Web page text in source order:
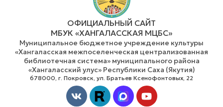
ОФИЦИАЛЬНЫЙ САЙТ
МБУК «ХАНГАЛАССКАЯ МЦБС»
Муниципальное бюджетное учреждение культуры
«Хангаласская межпоселенческая централизованная
библиотечная система» муниципального района
«Хангаласский улус» Республики Саха (Якутия)
678000, г. Покровск, ул. Братьев Ксенофонтовых, 22
Vk Youtube